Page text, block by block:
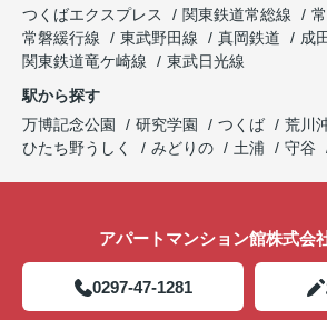
つくばエクスプレス
関東鉄道常総線
常磐緩行線
東武野田線 真岡鉄道
成
関東鉄道竜ケ崎線
東武日光線
駅から探す
万博記念公園
研究学園 つくば
荒川
ひたち野うしく
みどりの 土浦 守谷
アパートマンション館株式
0297-47-1281